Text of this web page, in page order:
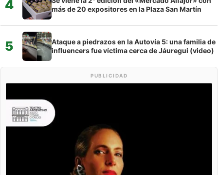
4
más de 20 expositores en la Plaza San Martín
5
Ataque a piedrazos en la Autovía 5: una familia de
influencers fue víctima cerca de Jáuregui (video)
PUBLICIDAD